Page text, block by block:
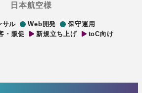
日本航空様
サル Web開発
保守運用
・販促 新規立ち上げ toC向け